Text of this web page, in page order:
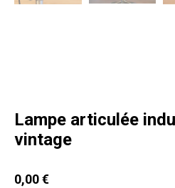
Lampe articulée
vintage
0,00€